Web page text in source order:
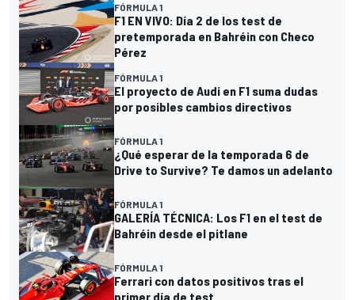
FÓRMULA 1
F1 EN VIVO: Día 2 de los test de
pretemporada en Bahréin con Checo
Pérez
FÓRMULA 1
El proyecto de Audi en F1 suma dudas
por posibles cambios directivos
FÓRMULA 1
¿Qué esperar de la temporada 6 de
Drive to Survive? Te damos un adelanto
FÓRMULA 1
GALERÍA TÉCNICA: Los F1 en el test de
Bahréin desde el pitlane
FÓRMULA 1
Ferrari con datos positivos tras el
primer día de test